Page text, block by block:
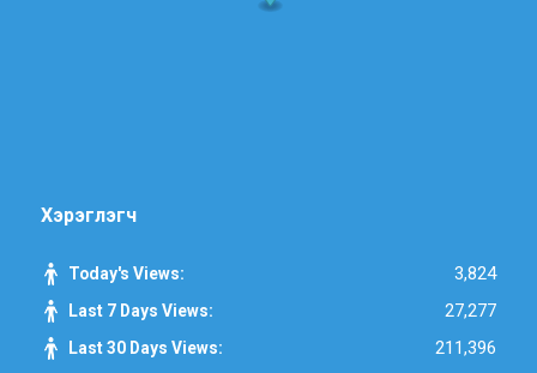
Хэрэглэгч
Today's Views: 3,824
Last 7 Days Views: 27,277
Last 30 Days Views: 211,396